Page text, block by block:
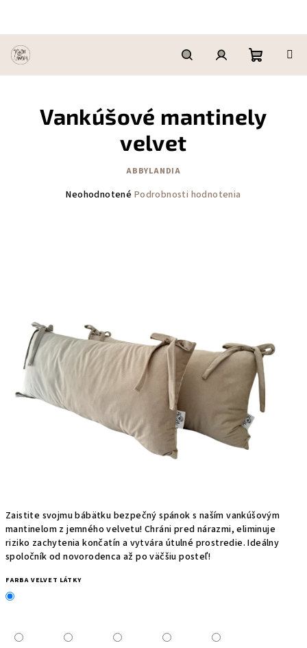
obsah
HľadaťPrihlásenie
košík
Zaistite svojmu bábätku bezpečný spánok s naším vankúšovým
mantinelom z jemného velvetu! Chráni pred nárazmi, eliminuje
riziko zachytenia končatín a vytvára útulné prostredie. Ideálny
spoločník od novorodenca až po väčšiu posteľ!
FARBA VELVET LÁTKY
Vankúšové mantinely
velvet
ABBYLANDIA
Neohodnotené Podrobnosti hodnotenia